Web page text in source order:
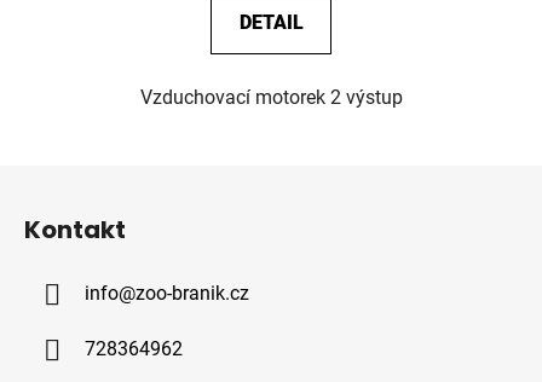
DETAIL
Vzduchovací motorek 2 výstup
Kontakt
info@zoo-branik.cz
728364962